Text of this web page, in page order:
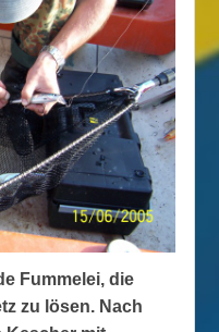
Fummelei, die
zu lösen. Nach